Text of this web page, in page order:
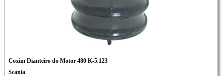
Coxim Dianteiro do Motor 480 K-5.123
Scania